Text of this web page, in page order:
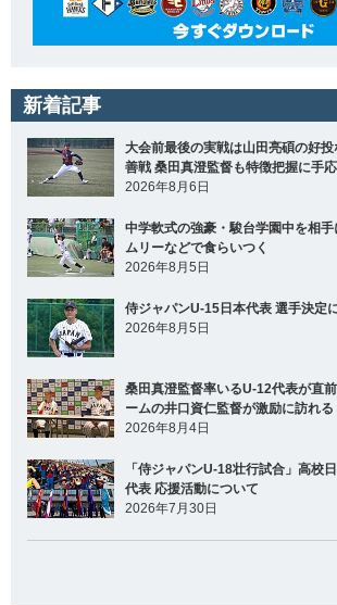
新着記事
大会前最後の実戦は山田亮碩の好
善戦 桑田真澄監督も特徴把握に手応
2026年8月6日
中学軟式の強豪・駿台学園中を相
ムリーなどで食らいつく
2026年8月5日
侍ジャパンU-15日本代表 選手決定
2026年8月5日
桑田真澄監督率いるU-12代表が直
ームの井口資仁監督が激励に訪れる
2026年8月4日
「侍ジャパンU-18壮行試合」高校
代表 応援活動について
2026年7月30日